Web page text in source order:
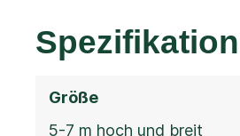
Größe
5-7 m hoch und breit